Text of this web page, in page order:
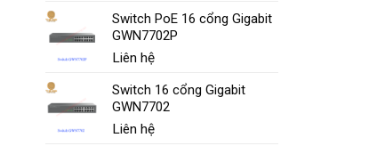
Switch PoE 16 cổng Gigabit
GWN7702P
Liên hệ
Switch 16 cổng Gigabit
GWN7702
Liên hệ